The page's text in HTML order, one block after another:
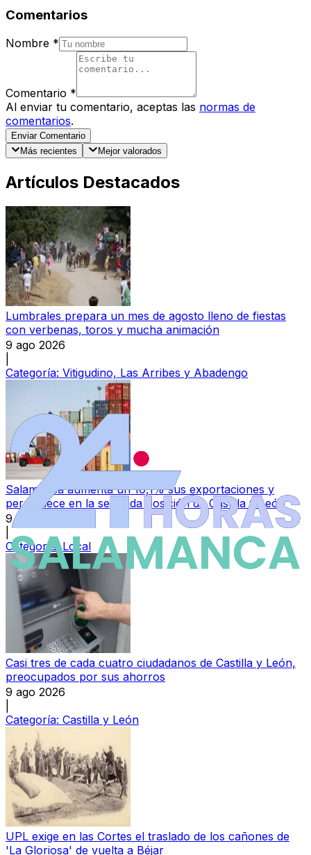
Comentarios
Nombre *
Comentario *
Al enviar tu comentario, aceptas las normas de
comentarios.
Enviar Comentario
Más recientes
Mejor valorados
Artículos Destacados
Lumbrales prepara un mes de agosto lleno de fiestas
con verbenas, toros y mucha animación
9 ago 2026
Categoría: Vitigudino, Las Arribes y Abadengo
Salamanca aumenta un 10,1% sus exportaciones y
permanece en la segunda posición de Castilla y León
9 ago 2026
Categoría:Local
Casi tres de cada cuatro ciudadanos de Castilla y León,
preocupados por sus ahorros
9 ago 2026
Categoría: Castilla y León
UPL exige en las Cortes el traslado de los cañones de
'La Gloriosa' de vuelta a Béjar